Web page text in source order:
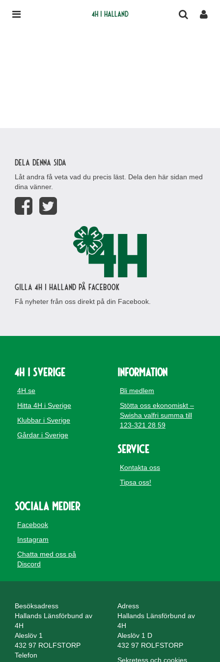
4H i Halland
Dela denna sida
Låt andra få veta vad du precis läst. Dela den här sidan med
dina vänner.
Gilla 4H i Halland på Facebook
Få nyheter från oss direkt på din Facebook.
4H i Sverige
4H.se
Hitta 4H i Sverige
Klubbar i Sverige
Gårdar i Sverige
Information
Bli medlem
Stötta oss ekonomiskt –
Swisha valfri summa till
123-321 28 59
Service
Kontakta oss
Tipsa oss!
Sociala medier
Facebook
Instagram
Chatta med oss på
Discord
Besöksadress
Hallands Länsförbund av
4H
Aleslöv 1
432 97 ROLFSTORP
Adress
Hallands Länsförbund av
4H
Aleslöv 1 D
432 97 ROLFSTORP
Telefon
Sekretess och cookies